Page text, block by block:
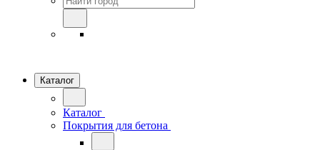
Каталог
Каталог
Покрытия для бетона